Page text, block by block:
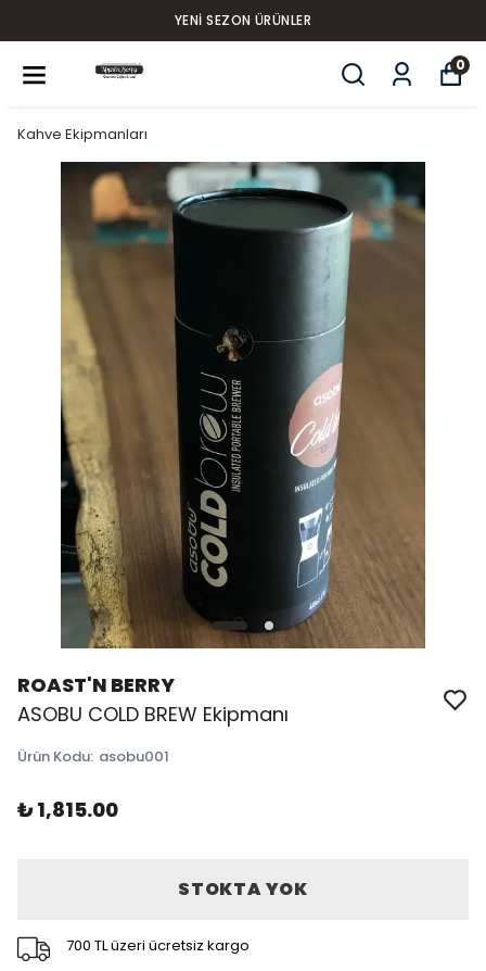
YENI SEZON ÜRÜNLER
0
Kahve Ekipmanları
ROAST'N BERRY
ASOBU COLD BREW Ekipmanı
Ürün Kodu: asobu001
₺ 1,815.00
STOKTA YOK
700 TL üzeri ücretsiz kargo